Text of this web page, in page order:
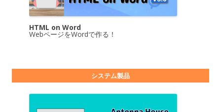
HTML on Word
WebページをWordで作る！
システム製品